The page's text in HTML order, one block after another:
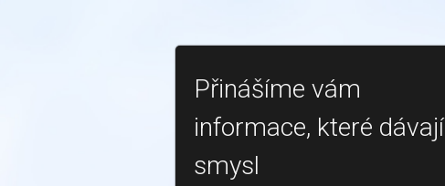
Přinášíme vám
informace, které dávají
smysl